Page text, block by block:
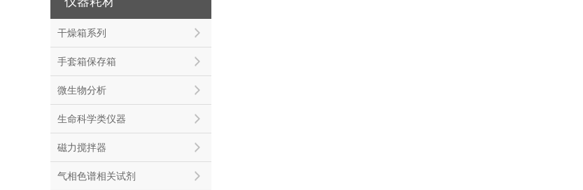
干燥箱系列
手套箱保存箱
微生物分析
生命科学类仪器
磁力搅拌器
气相色谱相关试剂